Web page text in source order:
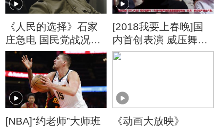
《人民的选择》石家
庄急电 国民党战况告
急
[2018我要上春晚]国
内首创表演 威压舞蹈
震撼人心
[NBA]“约老师”大师班
《动画大放映》